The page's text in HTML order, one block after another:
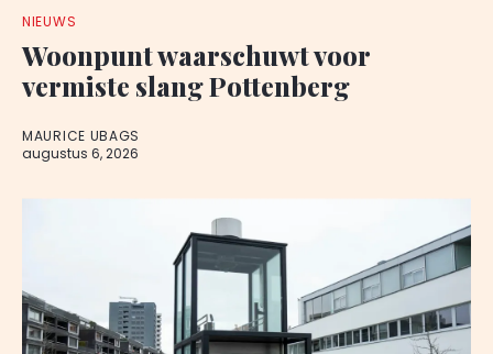
NIEUWS
Woonpunt waarschuwt voor
vermiste slang Pottenberg
MAURICE UBAGS
augustus 6, 2026